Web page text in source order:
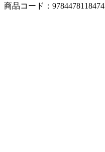
商品コード：9784478118474